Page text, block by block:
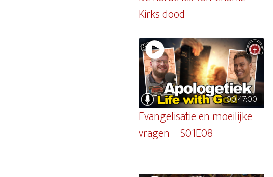
Kirks dood
00:47:00
Evangelisatie en moeilijke
vragen – S01E08